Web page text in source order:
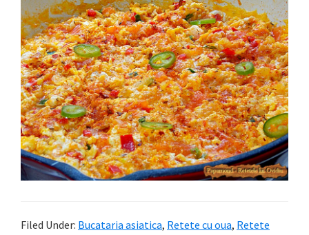
Filed Under: Bucataria asiatica, Retete cu oua, Retete